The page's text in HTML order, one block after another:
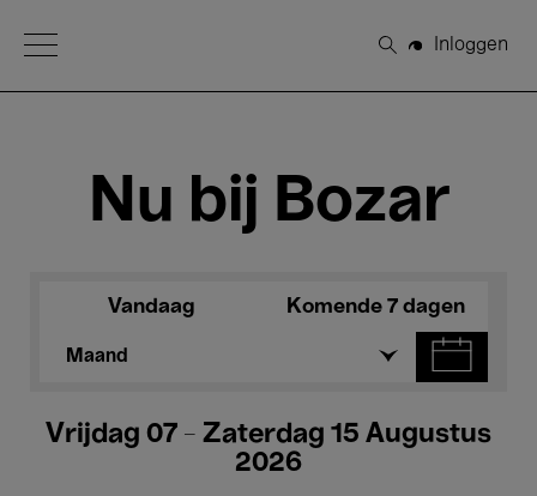
Open Menu
Zoeken
Inloggen
Nu bij Bozar
Vandaag Komende 7 dagen
Maand
Vrijdag 07 - Zaterdag 15 Augustus
2026